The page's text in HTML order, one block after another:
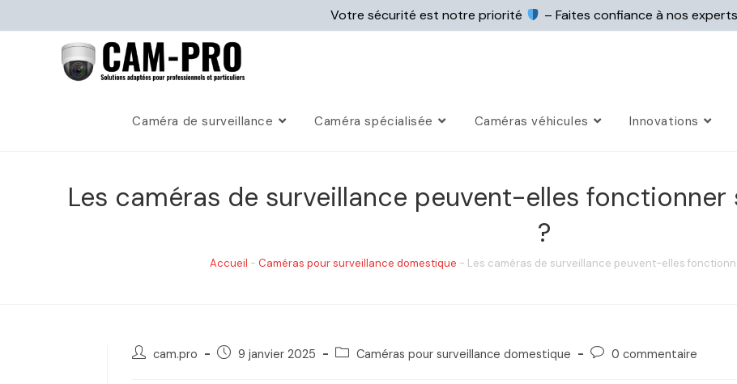
Votre sécurité est notre priorité – Faites confiance à nos experts
Caméra de surveillance Caméra spécialisée Caméras véhicules Innovations
Les caméras de surveillance peuvent-elles
?
Accueil - Caméras pour surveillance domestique - Les caméras de surveillance peuvent-elles
cam.pro 9 janvier 2025 Caméras pour surveillance domestique 0 commentaire